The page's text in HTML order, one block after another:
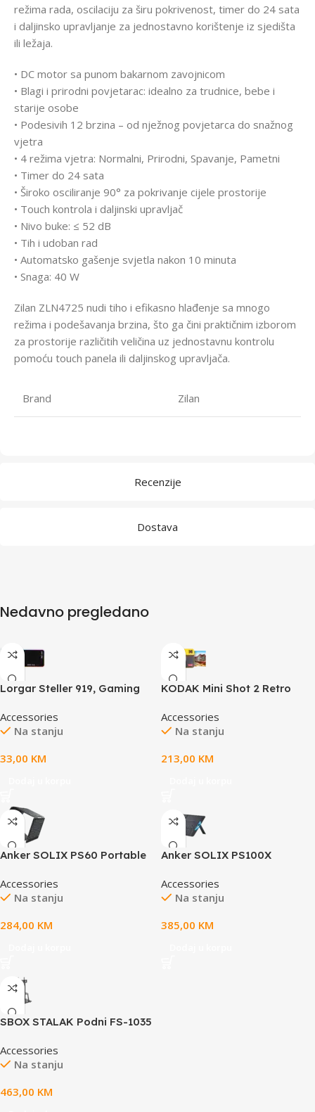
Recenzije
Dostava
režima rada, oscilaciju za širu pokrivenost, timer do 24 sata
i daljinsko upravljanje za jednostavno korištenje iz sjedišta
ili ležaja.
• DC motor sa punom bakarnom zavojnicom
• Blagi i prirodni povjetarac: idealno za trudnice, bebe i
starije osobe
• Podesivih 12 brzina – od nježnog povjetarca do snažnog
vjetra
• 4 režima vjetra: Normalni, Prirodni, Spavanje, Pametni
• Timer do 24 sata
• Široko osciliranje 90° za pokrivanje cijele prostorije
• Touch kontrola i daljinski upravljač
• Nivo buke: ≤ 52 dB
• Tih i udoban rad
• Automatsko gašenje svjetla nakon 10 minuta
• Snaga: 40 W
Zilan ZLN4725 nudi tiho i efikasno hlađenje sa mnogo
režima i podešavanja brzina, što ga čini praktičnim izborom
za prostorije različitih veličina uz jednostavnu kontrolu
pomoću touch panela ili daljinskog upravljača.
Brand Zilan
Nedavno pregledano
Lorgar Steller 919, Gaming
surface, anti-slip rubber
base, RGB backlight, USB
Gameware support, size:
Accessories
Na stanju
33,00 KM
KODAK Mini Shot 2 Retro
Camera and Photo Printer
Accessories
Na stanju
213,00 KM
Anker SOLIX PS60 Portable
Accessories
Na stanju
284,00 KM
Anker SOLIX PS100X
Accessories
Na stanju
385,00 KM
SBOX STALAK Podni FS-1035
Accessories
Na stanju
463,00 KM